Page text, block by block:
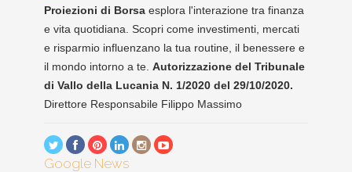
Proiezioni di Borsa esplora l'interazione tra finanza
e vita quotidiana. Scopri come investimenti, mercati
e risparmio influenzano la tua routine, il benessere e
il mondo intorno a te. Autorizzazione del Tribunale
di Vallo della Lucania N. 1/2020 del 29/10/2020.
Direttore Responsabile Filippo Massimo
Google News